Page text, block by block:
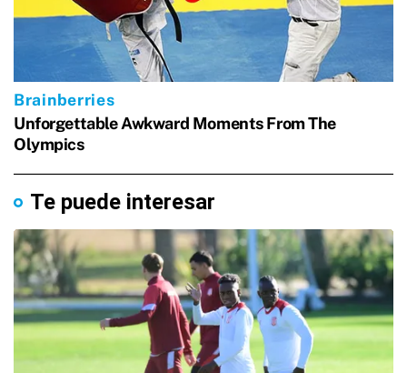
Te puede interesar